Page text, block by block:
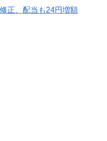
正、配当も24円増額